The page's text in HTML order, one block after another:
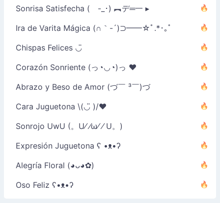
Sonrisa Satisfecha ( -_･) ︻デ═一 ▸
Ira de Varita Mágica (∩｀-´)⊃━━☆ﾟ.*･｡ﾟ
Chispas Felices ◡̈
Corazón Sonriente (っ◔◡◔)っ ♥
Abrazo y Beso de Amor (づ￣ ³￣)づ
Cara Juguetona \(◡̈ )/♥︎
Sonrojo UwU (。U⁄ ⁄ω⁄ ⁄ U。)
Expresión Juguetona ʕ •ᴥ•ʔ
Alegría Floral (◕ᴗ◕✿)
Oso Feliz ʕ•ᴥ•ʔ